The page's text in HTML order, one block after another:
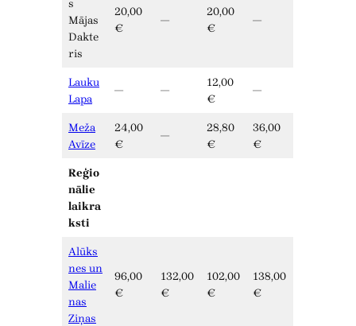
s
Mājas
Dakte
ris
20,00
€
—
20,00
€
—
Lauku
Lapa
— —
12,00
€
—
Meža
Avīze
24,00
€
—
28,80
€
36,00
€
Reģio
nālie
laikra
ksti
Alūks
nes un
Malie
nas
Ziņas
96,00
€
132,00
€
102,00
€
138,00
€